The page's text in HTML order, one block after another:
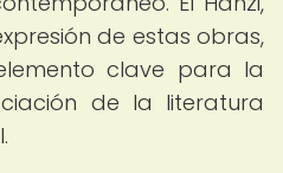
de estas obras,
clave para la
de la literatura